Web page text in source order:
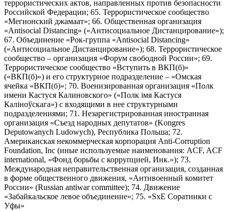
террористических актов, направленных против безопасности
Российской Федерации; 65. Террористическое сообщество
«Мегионский джамаат»; 66. Общественная организация
«Antisocial Distancing» («Антисоциальное Дистанцирование»);
67. Объединение «Рок-группа «Antisocial Distancing»
(«Антисоциальное Дистанцирование»); 68. Террористическое
сообщество – организация «Форум свободной России»; 69.
Террористическое сообщество «Вступить в ВКП(б)»
(«ВКП(б)») и его структурное подразделение – «Омская
ячейка «ВКП(б)»; 70. Военизированная организация «Полк
имени Кастуся Калиновского» («Полк iмя Кастуся
Калiноўскага») с входящими в нее структурными
подразделениями; 71. Незарегистрированная иностранная
организация «Съезд народных депутатов» (Kongres
Deputowanych Ludowych), Республика Польша; 72.
Американская некоммерческая корпорация Anti-Corruption
Foundation, Inc (иные используемые наименования: ACF, ACF
international, «Фонд борьбы с коррупцией, Инк.»); 73.
Международная неправительственная организация, созданная
в форме общественного движения, «Антивоенный комитет
России» (Russian antiwar committee); 74. Движение
«Забайкальское левое объединение»; 75. «SxE Соратники с
Уфы»